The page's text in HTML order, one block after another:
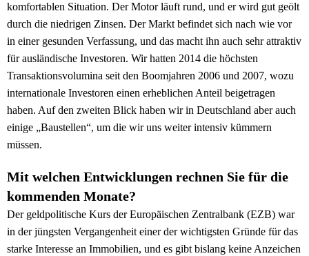
komfortablen Situation. Der Motor läuft rund, und er wird gut geölt
durch die niedrigen Zinsen. Der Markt befindet sich nach wie vor
in einer gesunden Verfassung, und das macht ihn auch sehr attraktiv
für ausländische Investoren. Wir hatten 2014 die höchsten
Transaktionsvolumina seit den Boomjahren 2006 und 2007, wozu
internationale Investoren einen erheblichen Anteil beigetragen
haben. Auf den zweiten Blick haben wir in Deutschland aber auch
einige „Baustellen“, um die wir uns weiter intensiv kümmern
müssen.
Mit welchen Entwicklungen rechnen Sie für die
kommenden Monate?
Der geldpolitische Kurs der Europäischen Zentralbank (EZB) war
in der jüngsten Vergangenheit einer der wichtigsten Gründe für das
starke Interesse an Immobilien, und es gibt bislang keine Anzeichen